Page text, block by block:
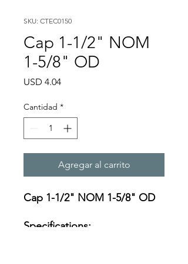
SKU: CTEC0150
Cap 1-1/2" NOM
1-5/8" OD
USD 4.04Precio
Cantidad *
Agregar al carrito
Cap 1-1/2" NOM 1-5/8" OD
Specifications: